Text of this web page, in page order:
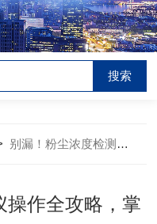
别漏！粉尘浓度检测仪操作全攻略，掌握这几步才算用对
操作全攻略，掌